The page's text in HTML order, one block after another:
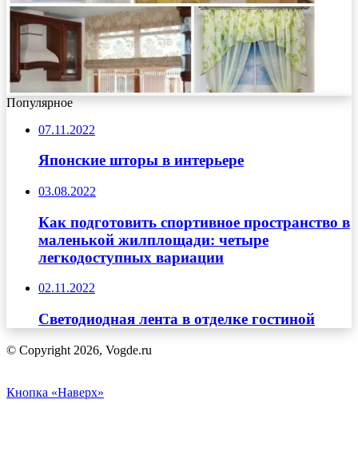
Популярное
07.11.2022
Японские шторы в интерьере
03.08.2022
Как подготовить спортивное пространство в
маленькой жилплощади: четыре
легкодоступных вариации
02.11.2022
Светодиодная лента в отделке гостиной
© Copyright 2026, Vogde.ru
Кнопка «Наверх»